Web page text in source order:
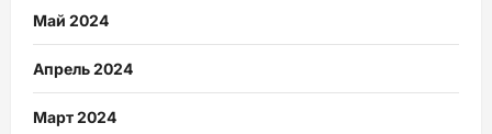
Май 2024
Апрель 2024
Март 2024